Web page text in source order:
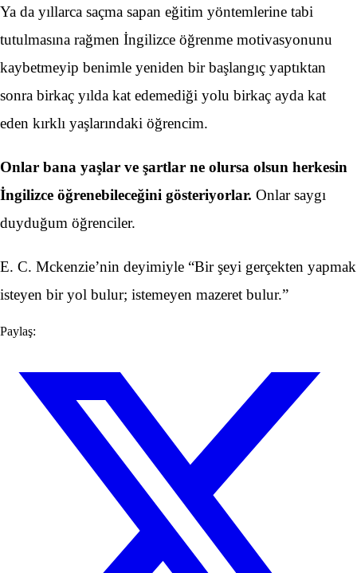
Ya da yıllarca saçma sapan eğitim yöntemlerine tabi
tutulmasına rağmen İngilizce öğrenme motivasyonunu
kaybetmeyip benimle yeniden bir başlangıç yaptıktan
sonra birkaç yılda kat edemediği yolu birkaç ayda kat
eden kırklı yaşlarındaki öğrencim.
Onlar bana yaşlar ve şartlar ne olursa olsun herkesin
İngilizce öğrenebileceğini gösteriyorlar. Onlar saygı
duyduğum öğrenciler.
E. C. Mckenzie’nin deyimiyle “Bir şeyi gerçekten yapmak
isteyen bir yol bulur; istemeyen mazeret bulur.”
Paylaş: